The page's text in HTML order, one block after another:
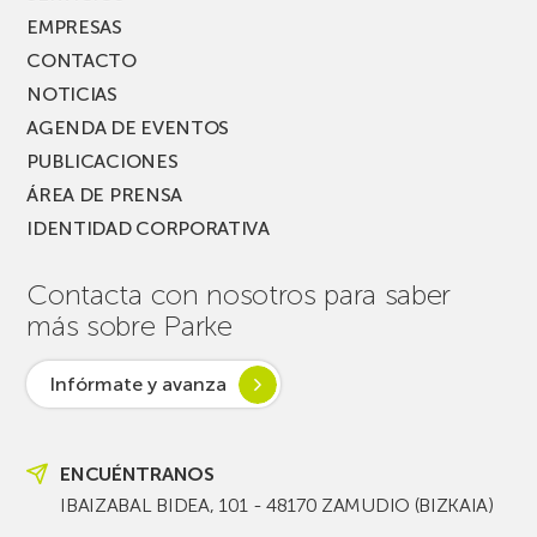
EMPRESAS
CONTACTO
NOTICIAS
AGENDA DE EVENTOS
PUBLICACIONES
ÁREA DE PRENSA
IDENTIDAD CORPORATIVA
Contacta con nosotros para saber
más sobre Parke
Infórmate y avanza
ENCUÉNTRANOS
IBAIZABAL BIDEA, 101 - 48170 ZAMUDIO (BIZKAIA)